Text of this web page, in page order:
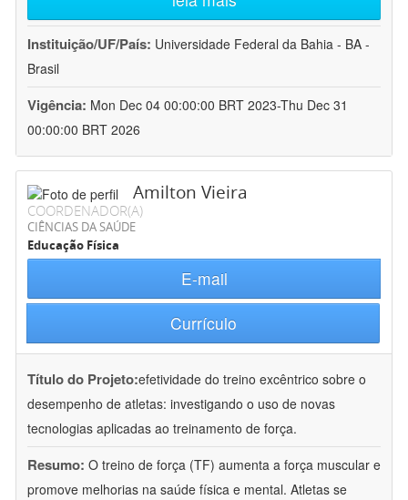
Instituição/UF/País: Universidade Federal da Bahia - BA -
Brasil
Vigência: Mon Dec 04 00:00:00 BRT 2023-Thu Dec 31
00:00:00 BRT 2026
Amilton Vieira
COORDENADOR(A)
CIÊNCIAS DA SAÚDE
Educação Física
E-mail
Currículo
Título do Projeto:efetividade do treino excêntrico sobre o
desempenho de atletas: investigando o uso de novas
tecnologias aplicadas ao treinamento de força.
Resumo: O treino de força (TF) aumenta a força muscular e
promove melhorias na saúde física e mental. Atletas se